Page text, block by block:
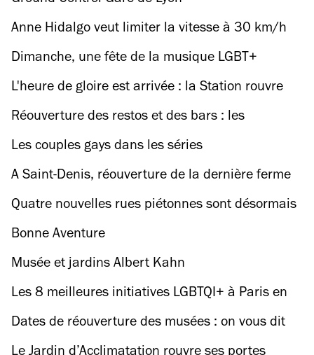
Anne Hidalgo veut limiter la vitesse à 30 km/h
dans (presque) tout Paris
Dimanche, une fête de la musique LGBT+
s'installe au Sister Midnight
L'heure de gloire est arrivée : la Station rouvre
cette semaine !
Réouverture des restos et des bars : les
chroniques Time Out font leur grand retour !
Les couples gays dans les séries
A Saint-Denis, réouverture de la dernière ferme
maraîchère du 19e siècle
Quatre nouvelles rues piétonnes sont désormais
accessibles à Paris
Bonne Aventure
Musée et jardins Albert Kahn
Les 8 meilleures initiatives LGBTQI+ à Paris en
ce moment
Dates de réouverture des musées : on vous dit
tout